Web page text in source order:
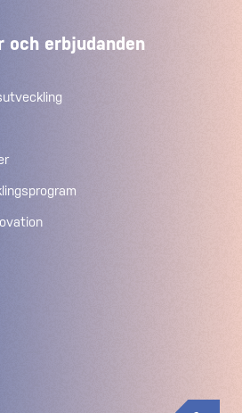
och erbjudanden